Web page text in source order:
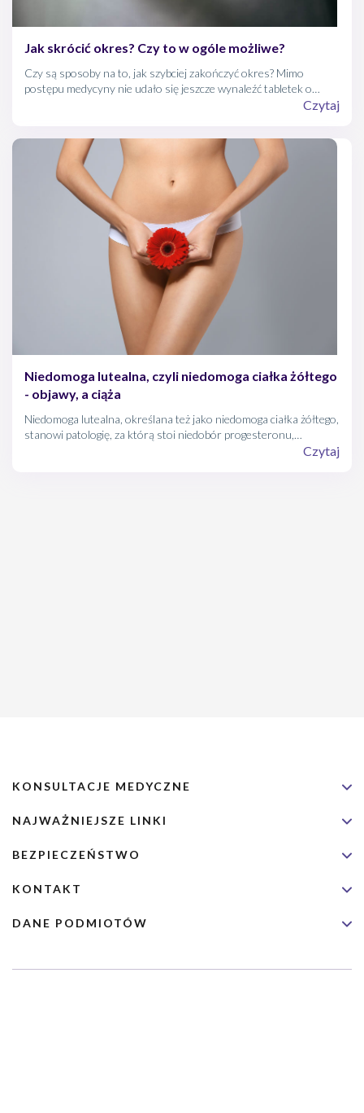
Jak skrócić okres? Czy to w ogóle możliwe?
Czy są sposoby na to, jak szybciej zakończyć okres? Mimo
postępu medycyny nie udało się jeszcze wynaleźć tabletek o
takim działaniu. Nie oznacza to jednak, że kobieta jest skazana na
Czytaj
Niedomoga lutealna, czyli niedomoga ciałka żółtego
- objawy, a ciąża
Niedomoga lutealna, określana też jako niedomoga ciałka żółtego,
stanowi patologię, za którą stoi niedobór progesteronu,
Czytaj
KONSULTACJE MEDYCZNE
NAJWAŻNIEJSZE LINKI
BEZPIECZEŃSTWO
KONTAKT
DANE PODMIOTÓW